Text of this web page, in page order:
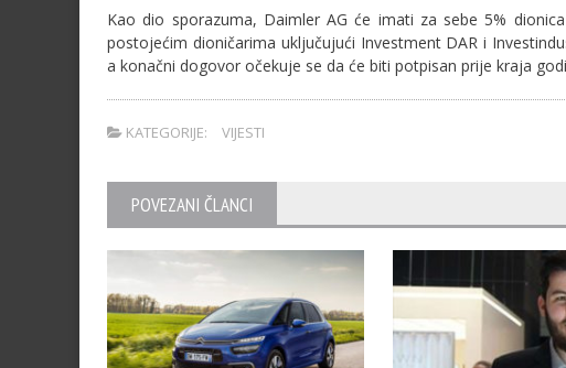
Kao dio sporazuma, Daimler AG će imati za sebe 5%
postojećim dioničarima uključujući Investment DAR i
a konačni dogovor očekuje se da će biti potpisan prije kraja
KATEGORIJE: VIJESTI
POVEZANI ČLANCI